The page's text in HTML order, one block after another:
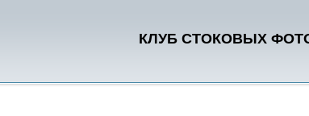
КЛУБ СТОКОВЫХ